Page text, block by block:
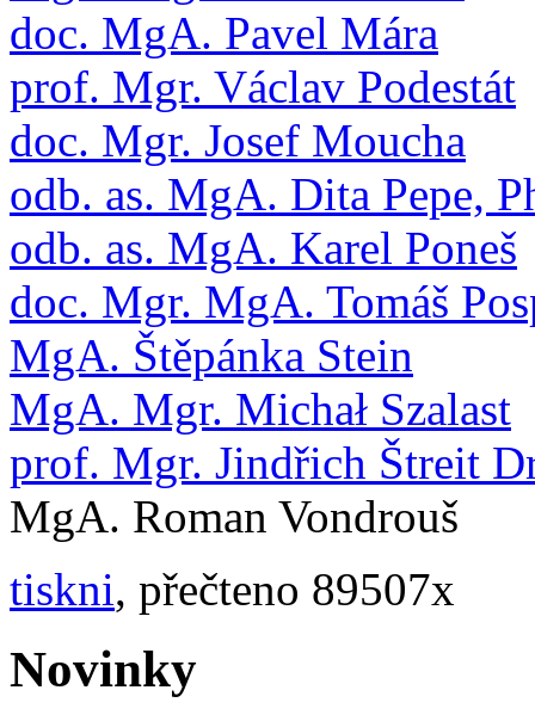
doc. MgA. Pavel Mára
prof. Mgr. Václav Podestát
doc. Mgr. Josef Moucha
odb. as. MgA. Dita Pepe,
odb. as. MgA. Karel Poneš
doc. Mgr. MgA. Tomáš
MgA. Štěpánka Stein
MgA. Mgr. Michał Szalast
prof. Mgr. Jindřich Štreit
MgA. Roman Vondrouš
tiskni, přečteno 89507x
Novinky